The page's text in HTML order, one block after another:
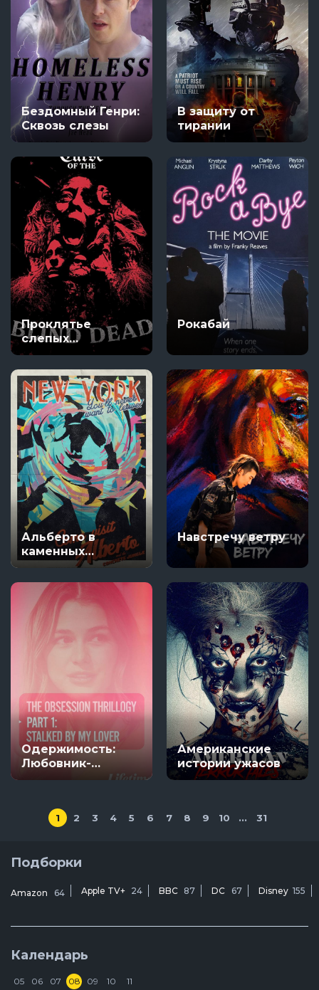
Бездомный Генри:
Сквозь слезы
В защиту от
тирании
Проклятье
слепых
мертвецов
Рокабай
Альберто в
каменных
джунглях
Навстречу ветру
Одержимость:
Любовник-
сталкер
Американские
истории ужасов
1 2 3 4 5 6 7 8 9 10 ... 31
Подборки
Amazon 64 Apple TV+ 24 BBC 87 DC 67 Disney 155
Календарь
05 06 07 08 09 10 11